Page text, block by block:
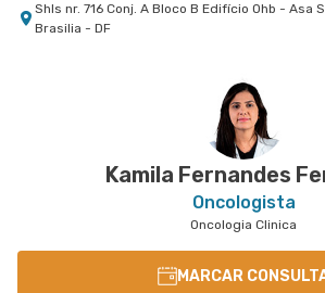
Shls nr. 716 Conj. A Bloco B Edifício Ohb - Asa
Brasilia - DF
Sgas nr. 914 - Asa Sul, Brasilia - DF
Shln nr. S/N Lote 9 Bloco G Edifício Biosphere -
Kamila Fernandes
Oncologista
Oncologia Clinica
MARCAR